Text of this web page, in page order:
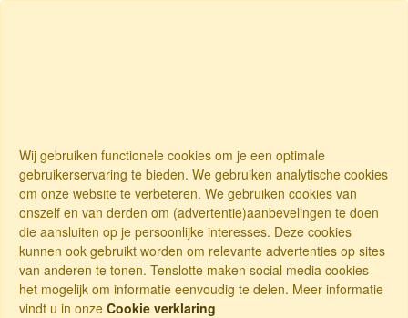
Wij gebruiken functionele cookies om je een optimale
gebruikerservaring te bieden. We gebruiken analytische cookies
om onze website te verbeteren. We gebruiken cookies van
onszelf en van derden om (advertentie)aanbevelingen te doen
die aansluiten op je persoonlijke interesses. Deze cookies
kunnen ook gebruikt worden om relevante advertenties op sites
van anderen te tonen. Tenslotte maken social media cookies
het mogelijk om informatie eenvoudig te delen. Meer informatie
vindt u in onze Cookie verklaring